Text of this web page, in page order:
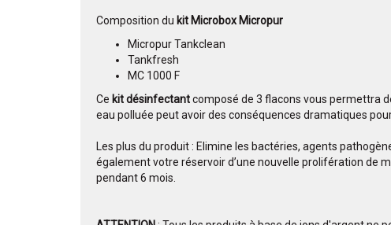
Composition du kit Microbox Micropur
Micropur Tankclean
Tankfresh
MC 1000 F
Ce kit désinfectantcomposé de 3 flacons vous permettra
eau polluée peut avoir des conséquences dramatiques
Les plus du produit : Elimine les bactéries, agents
également votre réservoir d’une nouvelle prolifération de
pendant 6 mois.